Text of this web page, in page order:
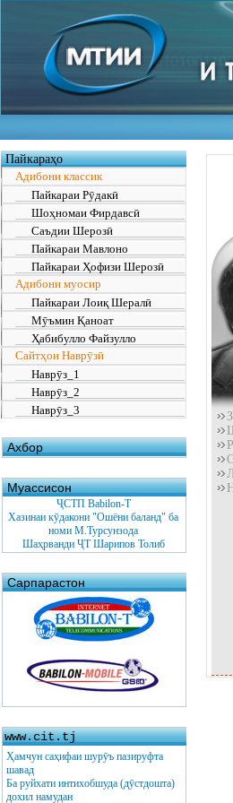
Пайкараҳо
Адибони классик
Пайкараи Рӯдакӣ
Шоҳномаи Фирдавсӣ
Саъдии Шерозӣ
Пайкараи Мавлоно
Пайкараи Ҳофизи Шерозӣ
Адибони муосир
Пайкараи Лоиқ Шералӣ
Мӯъмин Қаноат
Ҳабибулло Файзулло
Сайтҳои Наврӯзӣ
Наврӯз_1
Наврӯз_2
Наврӯз_3
Ахбор
Муассисон
ҶСТП Babilon-T
Хазинаи кӯдакони "Ошёни баланд" ба
номи М.Турсунзода
Шаҳрванди ҶТ Шарипов Толиб
Сарпарастон
www.cit.tj
Ҳамчун саҳифаи шурӯъ пазируфта
шавад
Ба руйхати интихобшуда (дӯстдошта)
дохил намудан